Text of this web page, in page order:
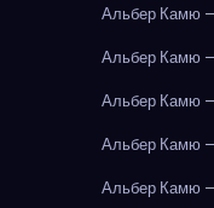
Альбер Камю
Альбер Камю
Альбер Камю
Альбер Камю
Альбер Камю